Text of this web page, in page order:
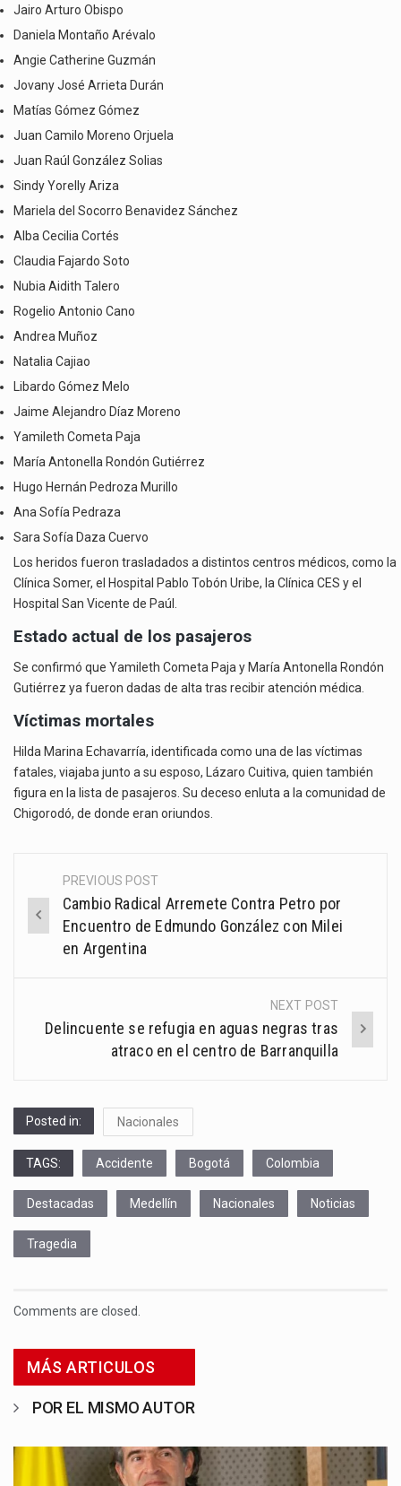
Jairo Arturo Obispo
Daniela Montaño Arévalo
Angie Catherine Guzmán
Jovany José Arrieta Durán
Matías Gómez Gómez
Juan Camilo Moreno Orjuela
Juan Raúl González Solias
Sindy Yorelly Ariza
Mariela del Socorro Benavidez Sánchez
Alba Cecilia Cortés
Claudia Fajardo Soto
Nubia Aidith Talero
Rogelio Antonio Cano
Andrea Muñoz
Natalia Cajiao
Libardo Gómez Melo
Jaime Alejandro Díaz Moreno
Yamileth Cometa Paja
María Antonella Rondón Gutiérrez
Hugo Hernán Pedroza Murillo
Ana Sofía Pedraza
Sara Sofía Daza Cuervo
Los heridos fueron trasladados a distintos centros médicos, como la
Clínica Somer, el Hospital Pablo Tobón Uribe, la Clínica CES y el
Hospital San Vicente de Paúl.
Estado actual de los pasajeros
Se confirmó que Yamileth Cometa Paja y María Antonella Rondón
Gutiérrez ya fueron dadas de alta tras recibir atención médica.
Víctimas mortales
Hilda Marina Echavarría, identificada como una de las víctimas
fatales, viajaba junto a su esposo, Lázaro Cuitiva, quien también
figura en la lista de pasajeros. Su deceso enluta a la comunidad de
Chigorodó, de donde eran oriundos.
Post
navigation
PREVIOUS POST
Cambio Radical Arremete Contra Petro por
Encuentro de Edmundo González con Milei
en Argentina
NEXT POST
Delincuente se refugia en aguas negras tras
atraco en el centro de Barranquilla
Posted in: Nacionales
TAGS: Accidente Bogotá Colombia
Destacadas Medellín Nacionales Noticias
Tragedia
Comments are closed.
MÁS ARTICULOS
POR EL MISMO AUTOR